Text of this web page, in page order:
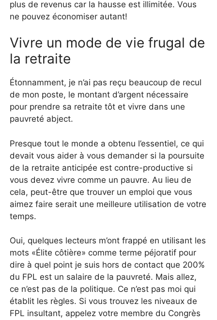
plus de revenus car la hausse est illimitée. Vous
ne pouvez économiser autant!
Vivre un mode de vie frugal de
la retraite
Étonnamment, je n’ai pas reçu beaucoup de recul
de mon poste, le montant d’argent nécessaire
pour prendre sa retraite tôt et vivre dans une
pauvreté abject.
Presque tout le monde a obtenu l’essentiel, ce qui
devait vous aider à vous demander si la poursuite
de la retraite anticipée est contre-productive si
vous devez vivre comme un pauvre. Au lieu de
cela, peut-être que trouver un emploi que vous
aimez faire serait une meilleure utilisation de votre
temps.
Oui, quelques lecteurs m’ont frappé en utilisant les
mots «Élite côtière» comme terme péjoratif pour
dire à quel point je suis hors de contact que 200%
du FPL est un salaire de la pauvreté. Mais allez,
ce n’est pas de la politique. Ce n’est pas moi qui
établit les règles. Si vous trouvez les niveaux de
FPL insultant, appelez votre membre du Congrès